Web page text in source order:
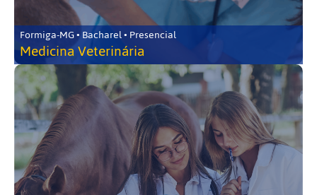
Formiga-MG • Bacharel • Presencial
Medicina Veterinária